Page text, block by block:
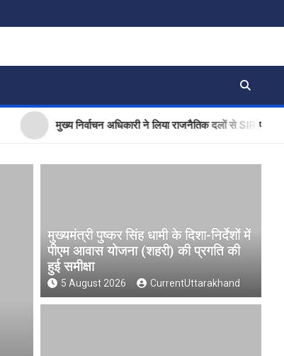
मुख्य निर्वाचन अधिकारी ने लिया राजनैतिक दलों से SIR पर फीडबैक
मुख्यमंत्री पुष्कर सिंह धामी के दिशा-निर्देशों में
पीएम आवास योजना (शहरी) की प्रगति की
हुई समीक्षा
5 August 2026 CurrentUttarakhand